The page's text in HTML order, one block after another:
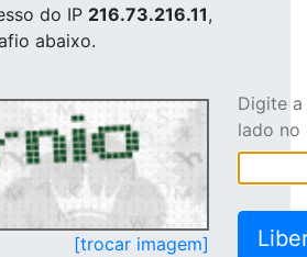
do IP 216.73.216.11,
abaixo.
[trocar imagem]
Digite
lado no